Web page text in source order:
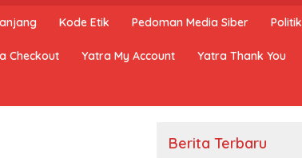
Kode Etik Pedoman Media Siber Politik
Checkout Yatra My Account Yatra Thank You
Berita Terbaru